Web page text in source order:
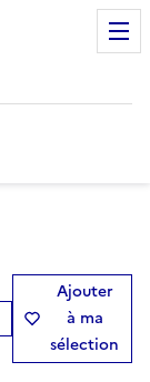
Ajouter
à ma
sélection